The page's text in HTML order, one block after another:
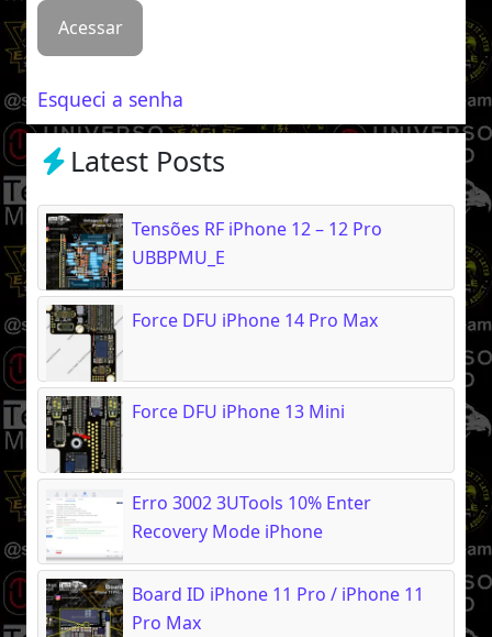
Esqueci a senha
Latest Posts
Tensões RF iPhone 12 – 12 Pro
UBBPMU_E
Force DFU iPhone 14 Pro Max
Force DFU iPhone 13 Mini
Erro 3002 3UTools 10% Enter
Recovery Mode iPhone
Board ID iPhone 11 Pro / iPhone 11
Pro Max